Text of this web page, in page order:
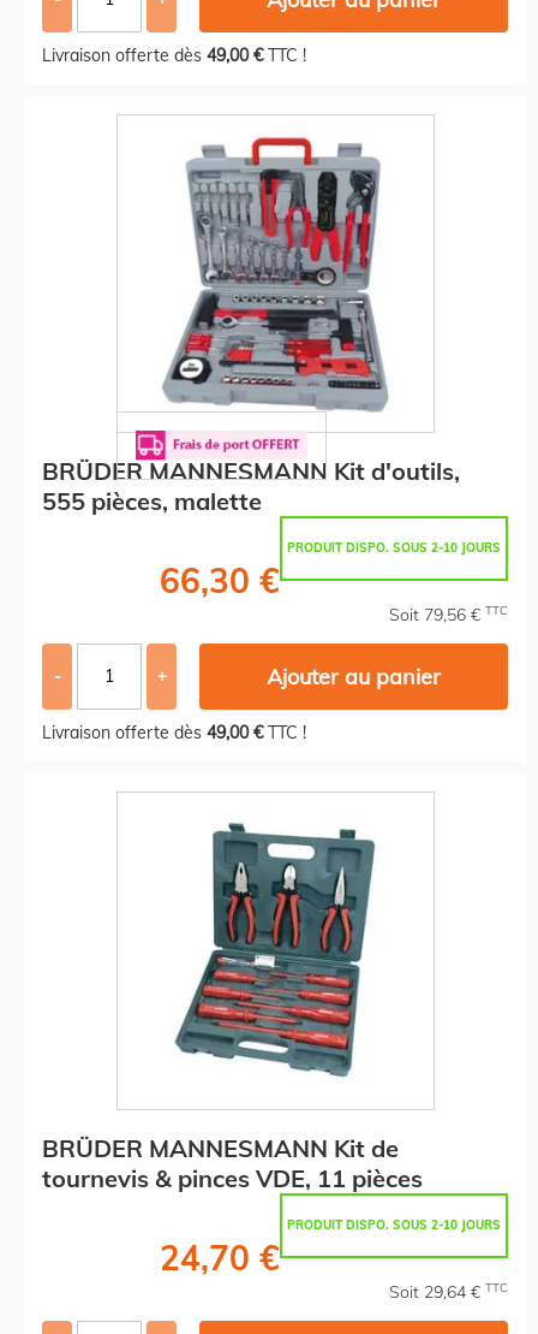
Livraison offerte dès 49,00 €TTC !
BRÜDER MANNESMANN Kit d'outils,
555 pièces, malette
PRODUIT DISPO. SOUS 2-10 JOURS
66,30 €
Soit 79,56 € TTC
- + Ajouter au panier
Livraison offerte dès 49,00 €TTC !
BRÜDER MANNESMANN Kit de
tournevis & pinces VDE, 11 pièces
PRODUIT DISPO. SOUS 2-10 JOURS
24,70 €
Soit 29,64 € TTC